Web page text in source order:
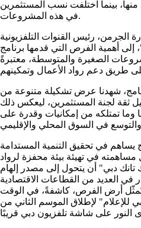
بينما اختلفت نسب المستثمرين
في هذه المشروعات.
الجرمن، رئيس القنوات التلفزيونية
إلى أهمية الفرص التي قدمها برنامج
الصغيرة والمتوسطة، معتبرةً
شهدنا عرض تشكيلة متنوعة من
ثقة لجنة المستثمرين، ليعكس ذلك
وما تمتلكه من إمكانيات وقدرة على
يساهم في تحقيق التنمية المستدامة
مساهمته في تهيئة بيئة محفزة لرواد
دبي" أن يتحول إلى مصدر إلهام
في العديد من القطاعات الاقتصادية
أرض الفرص، كاشفةً، في الوقت
للإعلام" لإطلاق الموسم الثاني من